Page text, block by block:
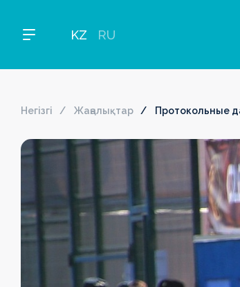
KZ RU
Негізгі Жаңалықтар Протокольные